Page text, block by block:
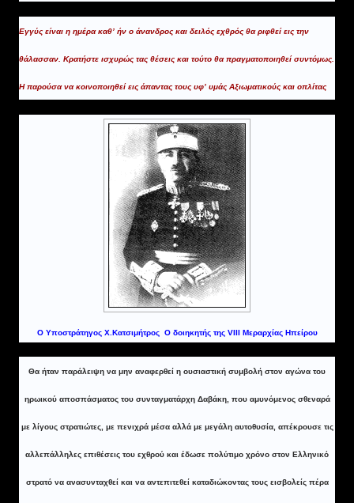
Εγγύς είναι η ημέρα καθ’ ήν ο άνανδρος και δειλός εχθρός θα ριφθεί εις την
θάλασσαν. Κρατήστε ισχυρώς τας θέσεις και τούτο θα πραγματοποιηθεί συντόμως.
Η παρούσα να κοινοποιηθεί εις άπαντας τους υφ’ υμάς Αξιωματικούς και οπλίτας
Ο Υποστράτηγος Χ.Κατσιμήτρος Ο δοιηκητής της VIII Μεραρχίας Ηπείρου
Θα ήταν παράλειψη να μην αναφερθεί η ουσιαστική συμβολή στον αγώνα του
ηρωικού αποσπάσματος του συνταγματάρχη Δαβάκη, που αμυνόμενος σθεναρά
με λίγους στρατιώτες, με πενιχρά μέσα αλλά με μεγάλη αυτοθυσία, απέκρουσε τις
αλλεπάλληλες επιθέσεις του εχθρού και έδωσε πολύτιμο χρόνο στον Ελληνικό
στρατό να ανασυνταχθεί και να αντεπιτεθεί καταδιώκοντας τους εισβολείς πέρα